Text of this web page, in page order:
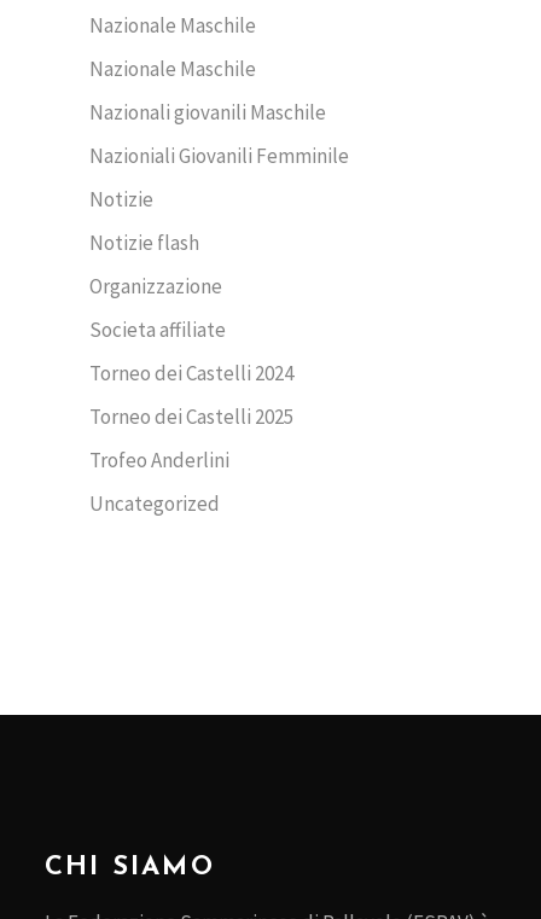
Nazionale Maschile
Nazionale Maschile
Nazionali giovanili Maschile
Nazioniali Giovanili Femminile
Notizie
Notizie flash
Organizzazione
Societa affiliate
Torneo dei Castelli 2024
Torneo dei Castelli 2025
Trofeo Anderlini
Uncategorized
CHI SIAMO